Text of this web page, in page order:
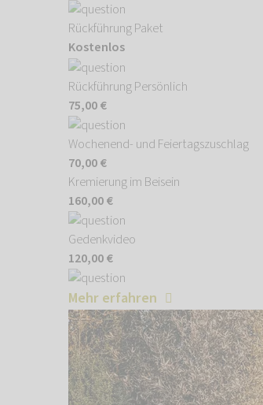
Rückführung Paket
Kostenlos
Rückführung Persönlich
75,00 €
Wochenend- und Feiertagszuschlag
70,00 €
Kremierung im Beisein
160,00 €
Gedenkvideo
120,00 €
Mehr erfahren